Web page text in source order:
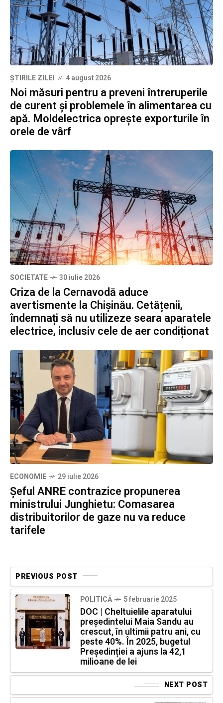
ȘTIRILE ZILEI 4 august 2026
Noi măsuri pentru a preveni întreruperile
de curent și problemele în alimentarea cu
apă. Moldelectrica oprește exporturile în
orele de vârf
SOCIETATE 30 iulie 2026
Criza de la Cernavodă aduce
avertismente la Chișinău. Cetățenii,
îndemnați să nu utilizeze seara aparatele
electrice, inclusiv cele de aer condiționat
ECONOMIE 29 iulie 2026
Șeful ANRE contrazice propunerea
ministrului Junghietu: Comasarea
distribuitorilor de gaze nu va reduce
tarifele
PREVIOUS POST
POLITICĂ 5 februarie 2025
DOC | Cheltuielile aparatului
președintelui Maia Sandu au
crescut, în ultimii patru ani, cu
peste 40%. În 2025, bugetul
Președinției a ajuns la 42,1
milioane de lei
NEXT POST